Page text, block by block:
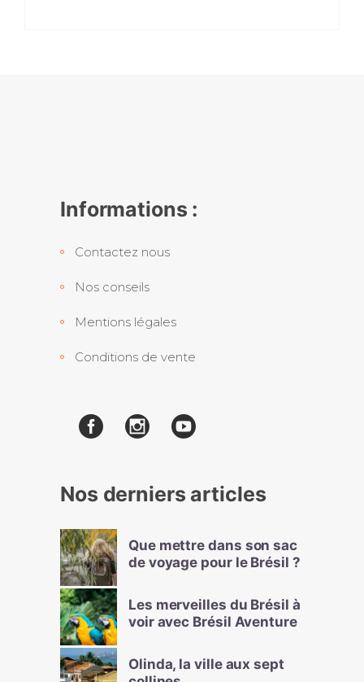
Informations :
Contactez nous
Nos conseils
Mentions légales
Conditions de vente
Nos derniers articles
Que mettre dans son sac
de voyage pour le Brésil ?
Les merveilles du Brésil à
voir avec Brésil Aventure
Olinda, la ville aux sept